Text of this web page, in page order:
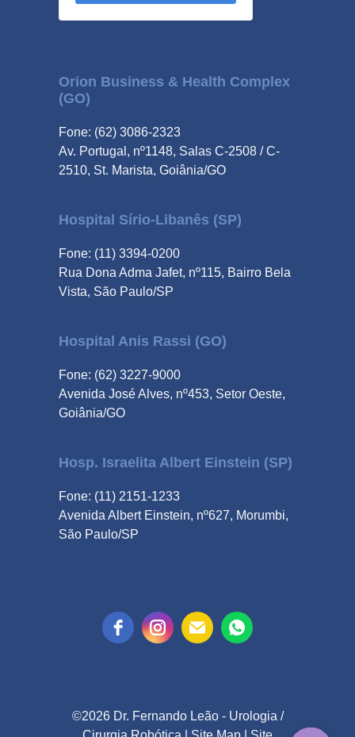
Orion Business & Health Complex
(GO)
Fone: (62) 3086-2323
Av. Portugal, nº1148, Salas C-2508 / C-
2510, St. Marista, Goiânia/GO
Hospital Sírio-Libanês (SP)
Fone: (11) 3394-0200
Rua Dona Adma Jafet, nº115, Bairro Bela
Vista, São Paulo/SP
Hospital Anis Rassi (GO)
Fone: (62) 3227-9000
Avenida José Alves, nº453, Setor Oeste,
Goiânia/GO
Hosp. Israelita Albert Einstein (SP)
Fone: (11) 2151-1233
Avenida Albert Einstein, nº627, Morumbi,
São Paulo/SP
©2026 Dr. Fernando Leão - Urologia /